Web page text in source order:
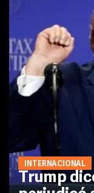
INTERNACIONAL
Trump